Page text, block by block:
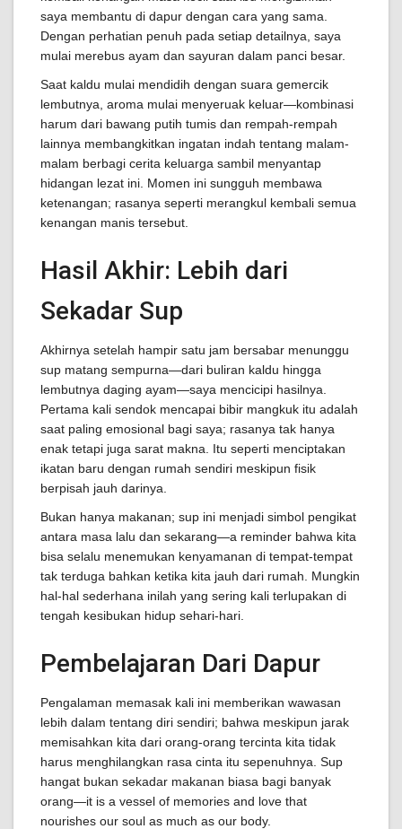
saya membantu di dapur dengan cara yang sama.
Dengan perhatian penuh pada setiap detailnya, saya
mulai merebus ayam dan sayuran dalam panci besar.
Saat kaldu mulai mendidih dengan suara gemercik
lembutnya, aroma mulai menyeruak keluar—kombinasi
harum dari bawang putih tumis dan rempah-rempah
lainnya membangkitkan ingatan indah tentang malam-
malam berbagi cerita keluarga sambil menyantap
hidangan lezat ini. Momen ini sungguh membawa
ketenangan; rasanya seperti merangkul kembali semua
kenangan manis tersebut.
Hasil Akhir: Lebih dari
Sekadar Sup
Akhirnya setelah hampir satu jam bersabar menunggu
sup matang sempurna—dari buliran kaldu hingga
lembutnya daging ayam—saya mencicipi hasilnya.
Pertama kali sendok mencapai bibir mangkuk itu adalah
saat paling emosional bagi saya; rasanya tak hanya
enak tetapi juga sarat makna. Itu seperti menciptakan
ikatan baru dengan rumah sendiri meskipun fisik
berpisah jauh darinya.
Bukan hanya makanan; sup ini menjadi simbol pengikat
antara masa lalu dan sekarang—a reminder bahwa kita
bisa selalu menemukan kenyamanan di tempat-tempat
tak terduga bahkan ketika kita jauh dari rumah. Mungkin
hal-hal sederhana inilah yang sering kali terlupakan di
tengah kesibukan hidup sehari-hari.
Pembelajaran Dari Dapur
Pengalaman memasak kali ini memberikan wawasan
lebih dalam tentang diri sendiri; bahwa meskipun jarak
memisahkan kita dari orang-orang tercinta kita tidak
harus menghilangkan rasa cinta itu sepenuhnya. Sup
hangat bukan sekadar makanan biasa bagi banyak
orang—it is a vessel of memories and love that
nourishes our soul as much as our body.